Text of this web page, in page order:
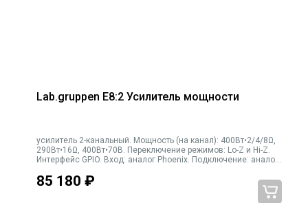
Lab.gruppen E8:2 Усилитель мощности
усилитель 2-канальный. Мощность (на канал): 400Вт•2/4/8Ω,
290Вт•16Ω, 400Вт•70В. Переключение режимов: Lo-Z и Hi-Z.
Интерфейс GPIO. Вход: аналог Phoenix. Подключение: аналог
85 180 ₽